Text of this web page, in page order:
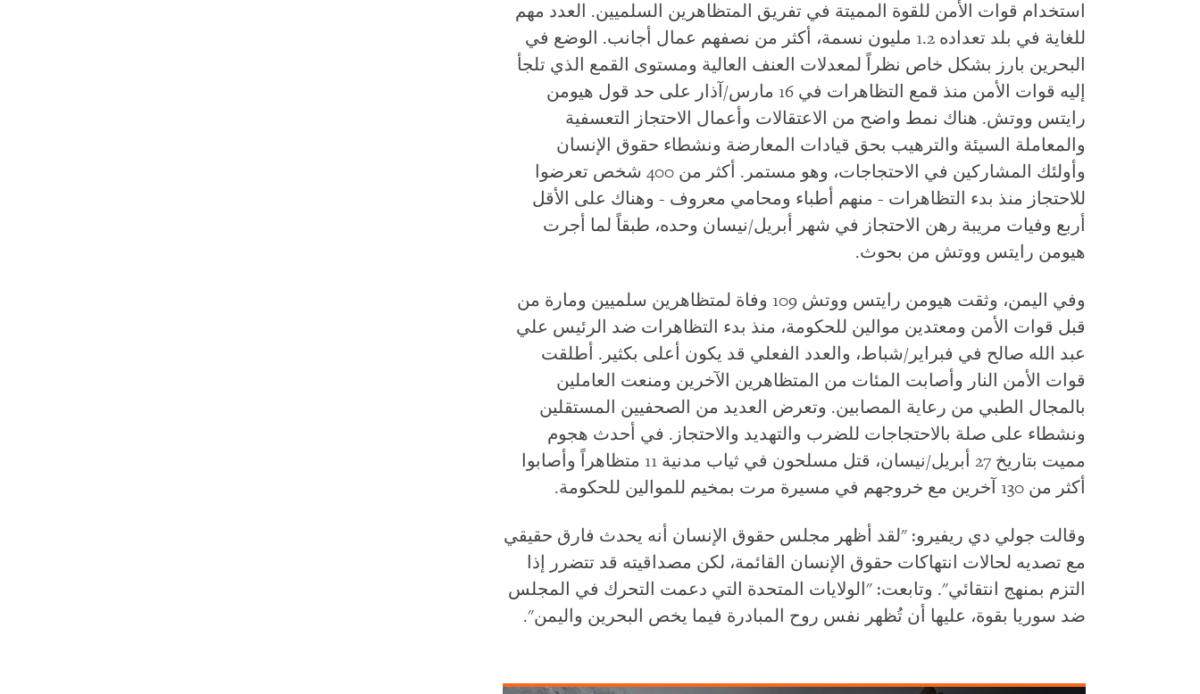
استخدام قوات الأمن للقوة المميتة في تفريق المتظاهرين السلميين. العدد مهم
للغاية في بلد تعداده 1.2 مليون نسمة، أكثر من نصفهم عمال أجانب. الوضع في
البحرين بارز بشكل خاص نظراً لمعدلات العنف العالية ومستوى القمع الذي تلجأ
إليه قوات الأمن منذ قمع التظاهرات في 16 مارس/آذار على حد قول هيومن
رايتس ووتش. هناك نمط واضح من الاعتقالات وأعمال الاحتجاز التعسفية
والمعاملة السيئة والترهيب بحق قيادات المعارضة ونشطاء حقوق الإنسان
وأولئك المشاركين في الاحتجاجات، وهو مستمر. أكثر من 400 شخص تعرضوا
للاحتجاز منذ بدء التظاهرات - منهم أطباء ومحامي معروف - وهناك على الأقل
أربع وفيات مريبة رهن الاحتجاز في شهر أبريل/نيسان وحده، طبقاً لما أجرت
هيومن رايتس ووتش من بحوث.
وفي اليمن، وثقت هيومن رايتس ووتش 109 وفاة لمتظاهرين سلميين ومارة من
قبل قوات الأمن ومعتدين موالين للحكومة، منذ بدء التظاهرات ضد الرئيس علي
عبد الله صالح في فبراير/شباط، والعدد الفعلي قد يكون أعلى بكثير. أطلقت
قوات الأمن النار وأصابت المئات من المتظاهرين الآخرين ومنعت العاملين
بالمجال الطبي من رعاية المصابين. وتعرض العديد من الصحفيين المستقلين
ونشطاء على صلة بالاحتجاجات للضرب والتهديد والاحتجاز. في أحدث هجوم
مميت بتاريخ 27 أبريل/نيسان، قتل مسلحون في ثياب مدنية 11 متظاهراً وأصابوا
أكثر من 130 آخرين مع خروجهم في مسيرة مرت بمخيم للموالين للحكومة.
وقالت جولي دي ريفيرو: "لقد أظهر مجلس حقوق الإنسان أنه يحدث فارق حقيقي
مع تصديه لحالات انتهاكات حقوق الإنسان القائمة، لكن مصداقيته قد تتضرر إذا
التزم بمنهج انتقائي". وتابعت: "الولايات المتحدة التي دعمت التحرك في المجلس
ضد سوريا بقوة، عليها أن تُظهر نفس روح المبادرة فيما يخص البحرين واليمن".